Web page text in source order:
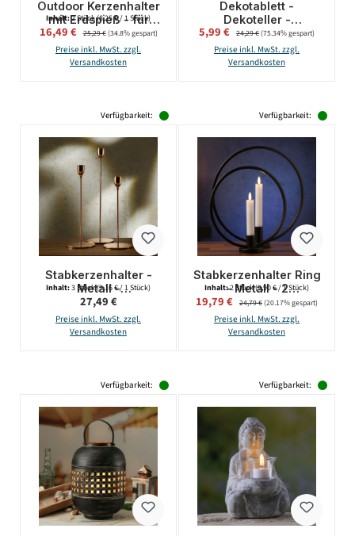
Outdoor Kerzenhalter
mit Erdspieß - für
Outdoor LED Kerzen -
H: 100cm - 2er Set
Inhalt:2 Stück(8,25 € / 1 Stück)
Verkaufspreis:
16,49 € Regulärer Preis:
25,29 €(34.8% gespart)
Preise inkl. MwSt. zzgl.
Versandkosten
Dekotablett -
Dekoteller -
gehämmert - zum
Stellen oder
Aufhängen - mit
Verkaufspreis:
5,99 € Regulärer Preis:
24,29 €(75.34% gespart)
Preise inkl. MwSt. zzgl.
Versandkosten
Verfügbarkeit:
Stabkerzenhalter -
Metall -
unterschiedliche
Größen - roségold -
3er Set
Inhalt:3 Stück(9,16 € / 1 Stück)
Regulärer Preis:
27,49 €
Preise inkl. MwSt. zzgl.
Versandkosten
Verfügbarkeit:
Stabkerzenhalter Ring
- Metall - 2
unterschiedliche
Größen - rund -
schwarz - 2er Set
Inhalt:2 Stück(9,90 € / 1 Stück)
Verkaufspreis:
19,79 € Regulärer Preis:
24,79 €(20.17% gespart)
Preise inkl. MwSt. zzgl.
Versandkosten
Verfügbarkeit: Verfügbarkeit: